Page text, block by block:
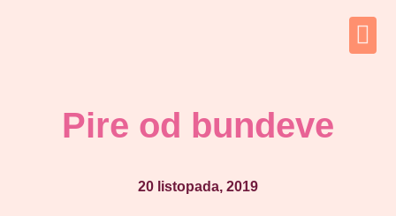
Pire od bundeve
20 listopada, 2019